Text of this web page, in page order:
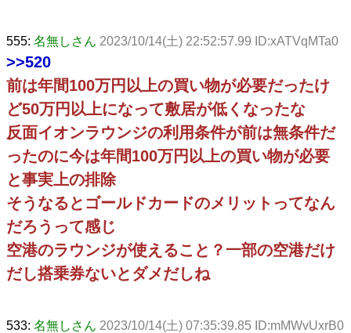
555: 名無しさん 2023/10/14(土) 22:52:57.99 ID:xATVqMTa0
>>520
前は年間100万円以上の買い物が必要だったけ
ど50万円以上になって敷居が低くなったな
反面イオンラウンジの利用条件が前は無条件だ
ったのに今は年間100万円以上の買い物が必要
と事実上の排除
そうなるとゴールドカードのメリットってなん
だろうって感じ
空港のラウンジが使えること？一部の空港だけ
だし搭乗券ないとダメだしね
533: 名無しさん 2023/10/14(土) 07:35:39.85 ID:mMWvUxrB0